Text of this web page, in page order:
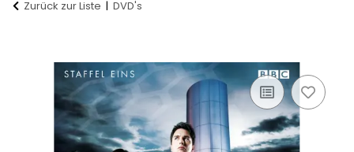
Zurück zur Liste DVD's